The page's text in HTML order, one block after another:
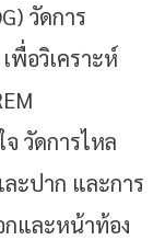
วัดการ
พื่อวิเคราะห์
จ วัดการไหล
ะปาก และการ
กและหน้าท้อง